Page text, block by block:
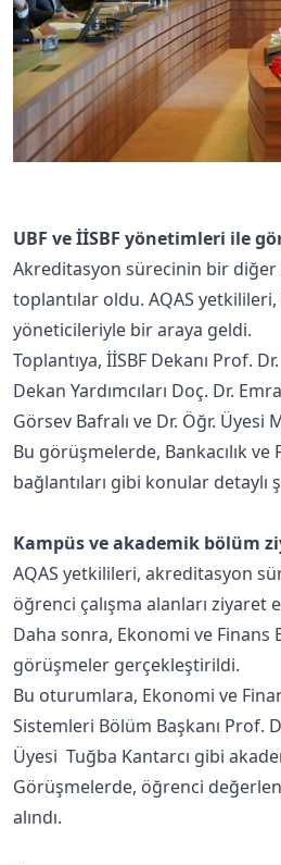
UBF ve İİSBF yönetimleri ile
Akreditasyon sürecinin bir diğer
toplantılar oldu. AQAS
yöneticileriyle bir araya geldi.
Toplantıya, İİSBF Dekanı Prof.
Dekan Yardımcıları Doç. Dr.
Görsev Bafralı ve Dr. Öğr. Üyesi
Bu görüşmelerde, Bankacılık
bağlantıları gibi konular detaylı
Kampüs ve akademik bölüm
AQAS yetkilileri, akreditasyon
öğrenci çalışma alanları
Daha sonra, Ekonomi ve Finans
görüşmeler gerçekleştirildi.
Bu oturumlara, Ekonomi ve
Sistemleri Bölüm Başkanı Prof.
Üyesi Tuğba Kantarcı gibi
Görüşmelerde, öğrenci
alındı.